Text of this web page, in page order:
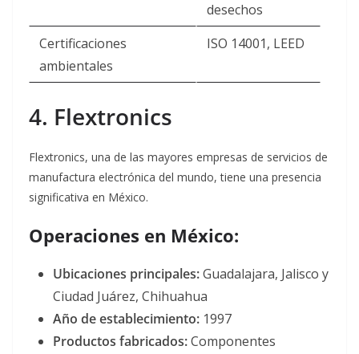
desechos
Certificaciones
ambientales
ISO 14001, LEED
4. Flextronics
Flextronics, una de las mayores empresas de servicios de
manufactura electrónica del mundo, tiene una presencia
significativa en México.
Operaciones en México:
Ubicaciones principales:Guadalajara, Jalisco y
Ciudad Juárez, Chihuahua
Año de establecimiento: 1997
Productos fabricados:Componentes